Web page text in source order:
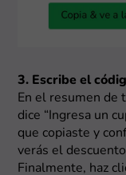
3. Escribe el
En el resumen de
dice “Ingresa un
que copiaste y
verás el
Finalmente, haz